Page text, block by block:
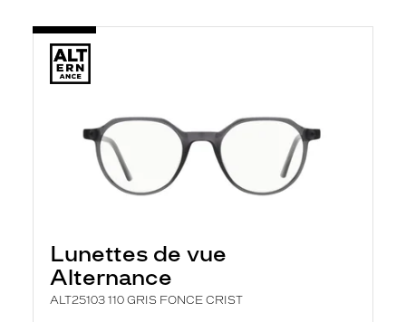
Lunettes de vue
Alternance
ALT25103 110 GRIS FONCE CRIST